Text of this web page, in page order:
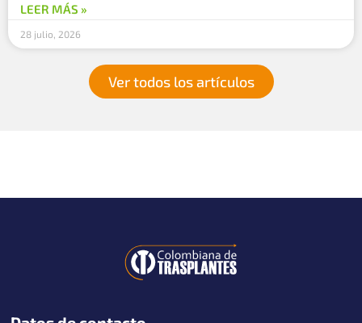
LEER MÁS »
28 julio, 2026
Ver todos los artículos